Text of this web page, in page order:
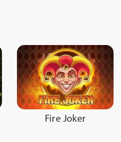
Fire Joker